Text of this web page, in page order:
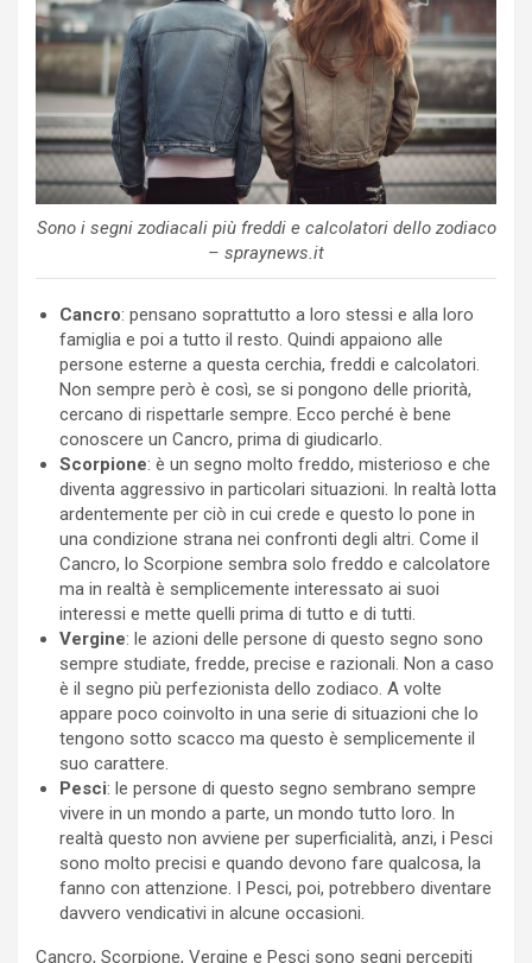
Sono i segni zodiacali più freddi e calcolatori dello zodiaco
– spraynews.it
Cancro: pensano soprattutto a loro stessi e alla loro
famiglia e poi a tutto il resto. Quindi appaiono alle
persone esterne a questa cerchia, freddi e calcolatori.
Non sempre però è così, se si pongono delle priorità,
cercano di rispettarle sempre. Ecco perché è bene
conoscere un Cancro, prima di giudicarlo.
Scorpione: è un segno molto freddo, misterioso e che
diventa aggressivo in particolari situazioni. In realtà lotta
ardentemente per ciò in cui crede e questo lo pone in
una condizione strana nei confronti degli altri. Come il
Cancro, lo Scorpione sembra solo freddo e calcolatore
ma in realtà è semplicemente interessato ai suoi
interessi e mette quelli prima di tutto e di tutti.
Vergine: le azioni delle persone di questo segno sono
sempre studiate, fredde, precise e razionali. Non a caso
è il segno più perfezionista dello zodiaco. A volte
appare poco coinvolto in una serie di situazioni che lo
tengono sotto scacco ma questo è semplicemente il
suo carattere.
Pesci: le persone di questo segno sembrano sempre
vivere in un mondo a parte, un mondo tutto loro. In
realtà questo non avviene per superficialità, anzi, i Pesci
sono molto precisi e quando devono fare qualcosa, la
fanno con attenzione. I Pesci, poi, potrebbero diventare
davvero vendicativi in alcune occasioni.
Cancro, Scorpione, Vergine e Pesci sono segni percepiti